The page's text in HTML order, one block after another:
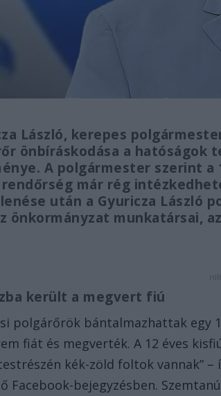
László, kerepes
önbíráskodása a hatóságok
A polgármester szerint a
rendőrség már rég
után a Gyuricza László
önkormányzat munkatársai,
került a megvert fiú
polgárőrök bántalmazhattak egy
fiát és megverték. A 12 éves
kék-zöld foltok vannak”
Facebook-bejegyzésben.